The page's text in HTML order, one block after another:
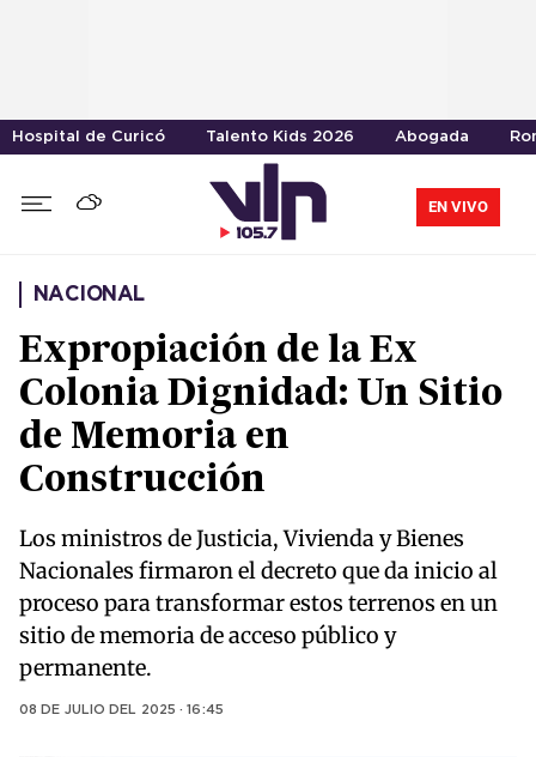
Hospital de Curicó Talento Kids 2026 Abogada
EN VIVO
NACIONAL
Expropiación de la Ex
Colonia Dignidad: Un Sitio
de Memoria en
Construcción
Los ministros de Justicia, Vivienda y Bienes
Nacionales firmaron el decreto que da inicio al
proceso para transformar estos terrenos en un
sitio de memoria de acceso público y
permanente.
08 DE JULIO DEL 2025 · 16:45